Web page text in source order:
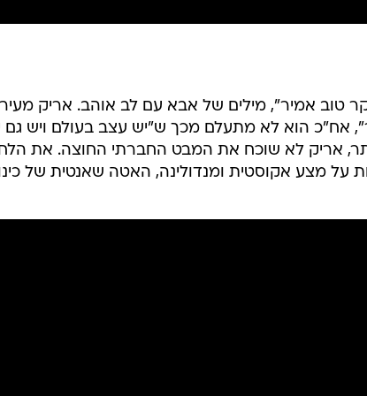
טוב אמיר", מילים של אבא עם לב אוהב. אריק
אח"כ הוא לא מתעלם מכך ש"יש עצב בעולם ויש גם
אריק לא שוכח את המבט החברתי החוצה. את
על מצע אקוסטית ומנדולינה, האטה שאנטית של כינור